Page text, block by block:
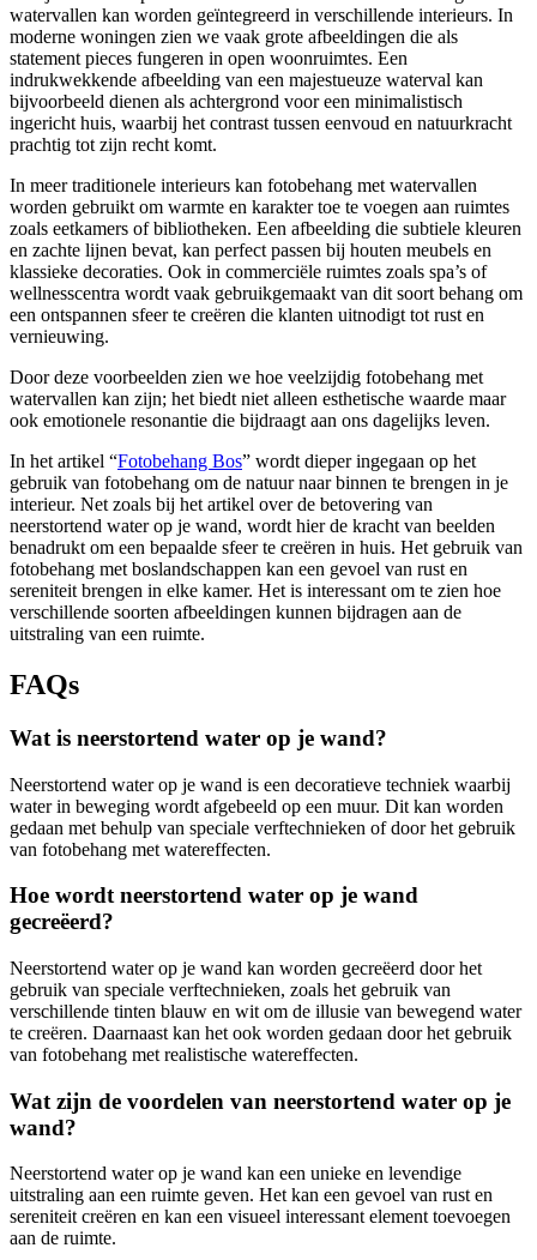
watervallen kan worden geïntegreerd in verschillende interieurs. In
moderne woningen zien we vaak grote afbeeldingen die als
statement pieces fungeren in open woonruimtes. Een
indrukwekkende afbeelding van een majestueuze waterval kan
bijvoorbeeld dienen als achtergrond voor een minimalistisch
ingericht huis, waarbij het contrast tussen eenvoud en natuurkracht
prachtig tot zijn recht komt.
In meer traditionele interieurs kan fotobehang met watervallen
worden gebruikt om warmte en karakter toe te voegen aan ruimtes
zoals eetkamers of bibliotheken. Een afbeelding die subtiele kleuren
en zachte lijnen bevat, kan perfect passen bij houten meubels en
klassieke decoraties. Ook in commerciële ruimtes zoals spa’s of
wellnesscentra wordt vaak gebruikgemaakt van dit soort behang om
een ontspannen sfeer te creëren die klanten uitnodigt tot rust en
vernieuwing.
Door deze voorbeelden zien we hoe veelzijdig fotobehang met
watervallen kan zijn; het biedt niet alleen esthetische waarde maar
ook emotionele resonantie die bijdraagt aan ons dagelijks leven.
In het artikel “Fotobehang Bos” wordt dieper ingegaan op het
gebruik van fotobehang om de natuur naar binnen te brengen in je
interieur. Net zoals bij het artikel over de betovering van
neerstortend water op je wand, wordt hier de kracht van beelden
benadrukt om een bepaalde sfeer te creëren in huis. Het gebruik van
fotobehang met boslandschappen kan een gevoel van rust en
sereniteit brengen in elke kamer. Het is interessant om te zien hoe
verschillende soorten afbeeldingen kunnen bijdragen aan de
uitstraling van een ruimte.
FAQs
Wat is neerstortend water op je wand?
Neerstortend water op je wand is een decoratieve techniek waarbij
water in beweging wordt afgebeeld op een muur. Dit kan worden
gedaan met behulp van speciale verftechnieken of door het gebruik
van fotobehang met watereffecten.
Hoe wordt neerstortend water op je wand
gecreëerd?
Neerstortend water op je wand kan worden gecreëerd door het
gebruik van speciale verftechnieken, zoals het gebruik van
verschillende tinten blauw en wit om de illusie van bewegend water
te creëren. Daarnaast kan het ook worden gedaan door het gebruik
van fotobehang met realistische watereffecten.
Wat zijn de voordelen van neerstortend water op je
wand?
Neerstortend water op je wand kan een unieke en levendige
uitstraling aan een ruimte geven. Het kan een gevoel van rust en
sereniteit creëren en kan een visueel interessant element toevoegen
aan de ruimte.